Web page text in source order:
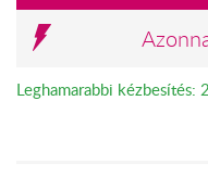
Leghamarabbi kézbesítés: